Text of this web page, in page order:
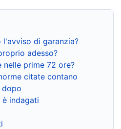
l'avviso di garanzia?
adesso?
nelle prime 72 ore?
citate contano
dopo
è indagati